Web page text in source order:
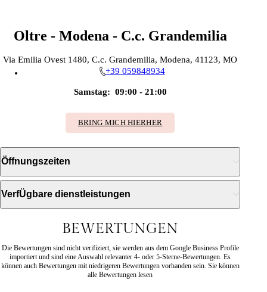
Oltre - Modena - C.c. Grandemilia
Via Emilia Ovest 1480, C.c. Grandemilia, Modena, 41123, MO
+39 059848934
Samstag: 09:00 - 21:00
BRING MICH HIERHER
Öffnungszeiten
VerfÜgbare dienstleistungen
BEWERTUNGEN
Die Bewertungen sind nicht verifiziert, sie werden aus dem Google Business Profile
importiert und sind eine Auswahl relevanter 4- oder 5-Sterne-Bewertungen. Es
können auch Bewertungen mit niedrigeren Bewertungen vorhanden sein. Sie können
alle Bewertungen lesen